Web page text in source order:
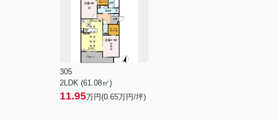
305
2LDK (61.08㎡)
11.95万円(0.65万円/坪)